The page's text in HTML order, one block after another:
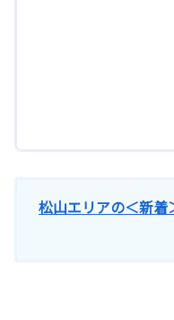
松山エリアの＜新着